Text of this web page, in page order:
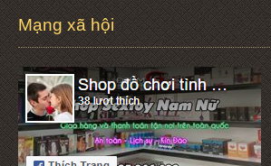
Mạng xã hội